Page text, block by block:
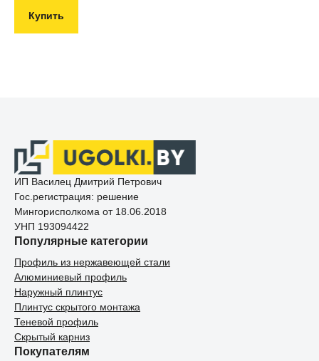
Купить
ИП Василец Дмитрий Петрович
Гос.регистрация: решение
Мингорисполкома от 18.06.2018
УНП 193094422
Популярные категории
Профиль из нержавеющей стали
Алюминиевый профиль
Наружный плинтус
Плинтус скрытого монтажа
Теневой профиль
Скрытый карниз
Покупателям